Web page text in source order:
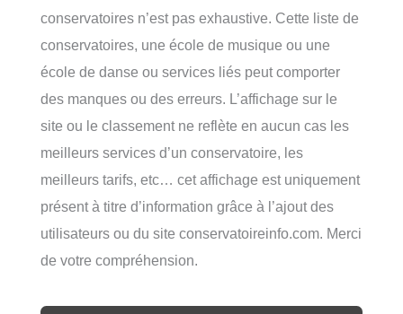
conservatoires n’est pas exhaustive. Cette liste de
conservatoires, une école de musique ou une
école de danse ou services liés peut comporter
des manques ou des erreurs. L’affichage sur le
site ou le classement ne reflète en aucun cas les
meilleurs services d’un conservatoire, les
meilleurs tarifs, etc… cet affichage est uniquement
présent à titre d’information grâce à l’ajout des
utilisateurs ou du site conservatoireinfo.com. Merci
de votre compréhension.